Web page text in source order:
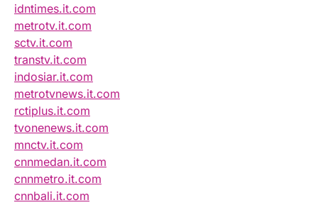
idntimes.it.com
metrotv.it.com
sctv.it.com
transtv.it.com
indosiar.it.com
metrotvnews.it.com
rctiplus.it.com
tvonenews.it.com
mnctv.it.com
cnnmedan.it.com
cnnmetro.it.com
cnnbali.it.com